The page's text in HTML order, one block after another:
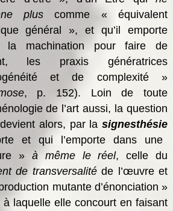
pluscomme « équivalent
général », et qu’il emporte
machination pour faire de
les praxis génératrices
et de complexité »
, p. 152). Loin de toute
de l’art aussi, la question
devient alors, par lasignesthésie
et qui l’emporte dans une
» à même le réel, celle du
de transversalitéde l’œuvre et
mutante d’énonciation »
à laquelle elle concourt en faisant